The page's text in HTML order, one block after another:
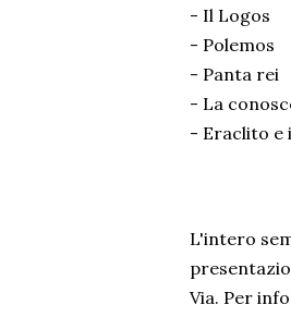
- Il Logos
- Polemos
- Panta rei
- La
- Eraclito e
L'intero
Via. Per